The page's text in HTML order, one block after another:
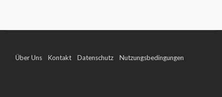
Über Uns Kontakt Datenschutz Nutzungsbedingungen